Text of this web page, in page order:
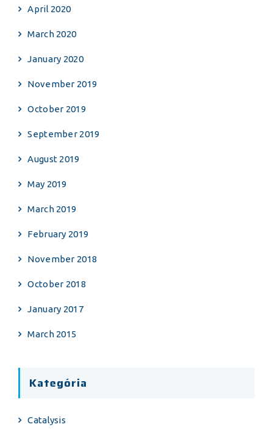
April 2020
March 2020
January 2020
November 2019
October 2019
September 2019
August 2019
May 2019
March 2019
February 2019
November 2018
October 2018
January 2017
March 2015
Kategória
Catalysis